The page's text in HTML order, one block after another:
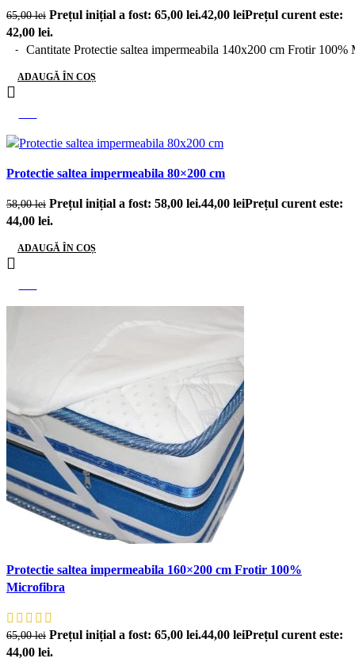
65,00lei Prețul inițial a fost: 65,00 lei.42,00 leiPrețul curent este:
42,00 lei.
Cantitate Protectie saltea impermeabila 140x200 cm Frotir 100%
ADAUGĂ ÎN COȘ
Protectie saltea impermeabila 80×200 cm
58,00lei Prețul inițial a fost: 58,00 lei.44,00 leiPrețul curent este:
44,00 lei.
ADAUGĂ ÎN COȘ
Protectie saltea impermeabila 160×200 cm Frotir 100%
Microfibra
65,00lei Prețul inițial a fost: 65,00 lei.44,00 leiPrețul curent este:
44,00 lei.